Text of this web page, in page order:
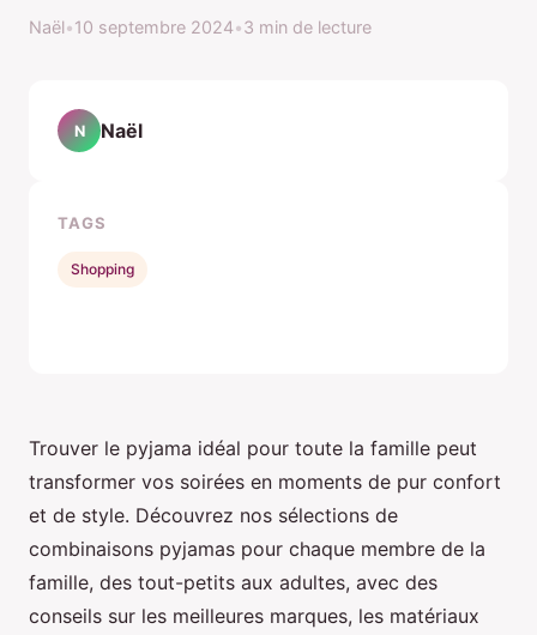
Naël•10 septembre 2024•3 min de lecture
Trouver le pyjama idéal pour toute la famille peut
transformer vos soirées en moments de pur confort
et de style. Découvrez nos sélections de
combinaisons pyjamas pour chaque membre de la
famille, des tout-petits aux adultes, avec des
conseils sur les meilleures marques, les matériaux
N Naël
TAGS
Shopping